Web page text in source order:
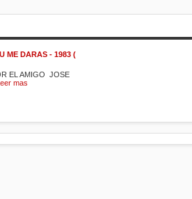
ME DARAS - 1983 (
EL AMIGO JOSE
mas